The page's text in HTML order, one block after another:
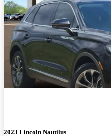
2023 Lincoln Nautilus